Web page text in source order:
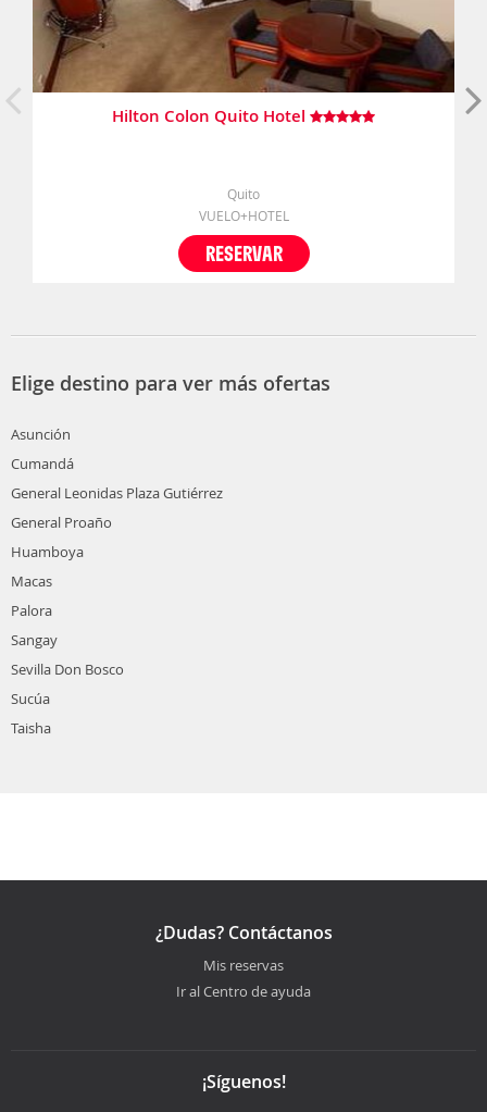
Hilton Colon Quito Hotel
Quito
VUELO+HOTEL
RESERVAR
Elige destino para ver más ofertas
Asunción
Cumandá
General Leonidas Plaza Gutiérrez
General Proaño
Huamboya
Macas
Palora
Sangay
Sevilla Don Bosco
Sucúa
Taisha
¿Dudas? Contáctanos
Mis reservas
Ir al Centro de ayuda
¡Síguenos!